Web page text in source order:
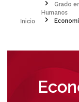
enlaces
Grado
Humanos